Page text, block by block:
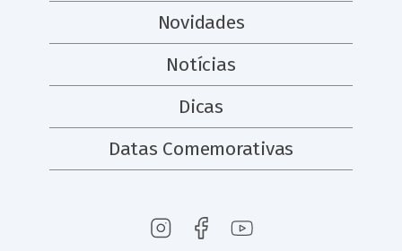
Novidades
Notícias
Dicas
Datas Comemorativas